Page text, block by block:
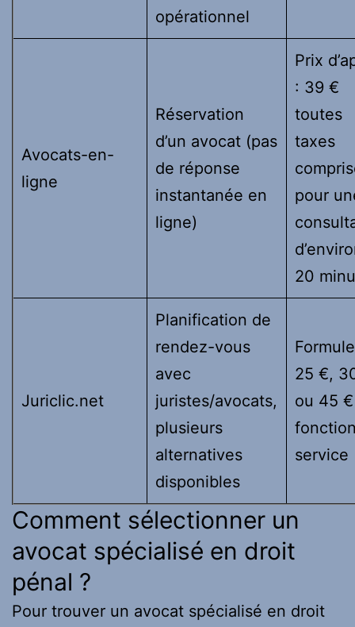
opérationnel
Avocats-en-
ligne
Réservation
d’un avocat (pas
de réponse
instantanée en
ligne)
Prix
: 39 €
toutes
taxes
pour
20
Juriclic.net
Planification de
rendez-vous
avec
juristes/avocats,
plusieurs
alternatives
disponibles
25 €,
ou 45
service
Comment sélectionner un
avocat spécialisé en droit
pénal ?
Pour trouver un avocat spécialisé en droit